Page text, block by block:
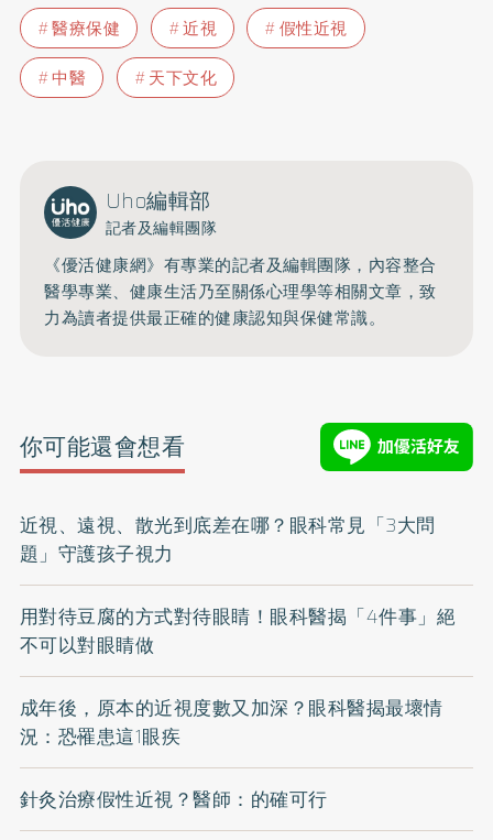
醫療保健 近視
假性近視
中醫
天下文化
Uho編輯部
記者及編輯團隊
《優活健康網》有專業的記者及編輯團隊，內容整合
醫學專業、健康生活乃至關係心理學等相關文章，致
力為讀者提供最正確的健康認知與保健常識。
你可能還會想看
近視、遠視、散光到底差在哪？眼科常見「3大問
題」守護孩子視力
用對待豆腐的方式對待眼睛！眼科醫揭「4件事」絕
不可以對眼睛做
成年後，原本的近視度數又加深？眼科醫揭最壞情
況：恐罹患這1眼疾
針灸治療假性近視？醫師：的確可行